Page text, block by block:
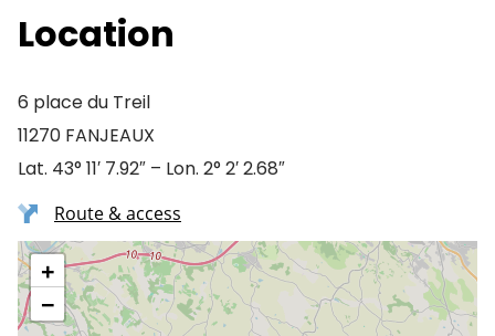
Location
6 place du Treil
11270 FANJEAUX
Lat. 43° 11′ 7.92″ – Lon. 2° 2′ 2.68″
Route & access
+
−